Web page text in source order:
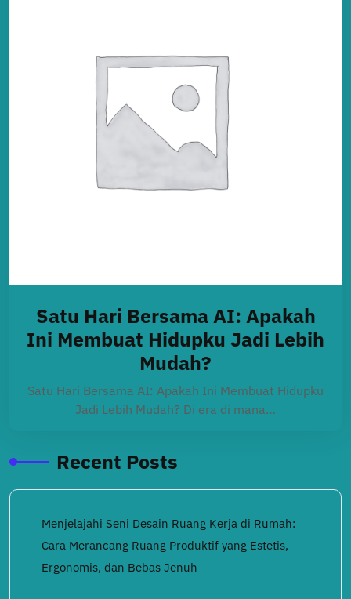
Satu Hari Bersama AI: Apakah
Ini Membuat Hidupku Jadi Lebih
Mudah?
Satu Hari Bersama AI: Apakah Ini Membuat Hidupku
Jadi Lebih Mudah? Di era di mana…
Recent Posts
Menjelajahi Seni Desain Ruang Kerja di Rumah:
Cara Merancang Ruang Produktif yang Estetis,
Ergonomis, dan Bebas Jenuh